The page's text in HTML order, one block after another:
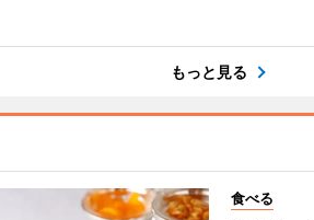
もっと見る
食べる